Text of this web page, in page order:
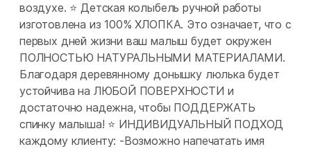
воздухе. ⭐ Детская колыбель ручной работы
изготовлена из 100% ХЛОПКА. Это означает, что с
первых дней жизни ваш малыш будет окружен
ПОЛНОСТЬЮ НАТУРАЛЬНЫМИ МАТЕРИАЛАМИ.
Благодаря деревянному донышку люлька будет
устойчива на ЛЮБОЙ ПОВЕРХНОСТИ и
достаточно надежна, чтобы ПОДДЕРЖАТЬ
спинку малыша! ⭐ ИНДИВИДУАЛЬНЫЙ ПОДХОД
каждому клиенту: -Возможно напечатать имя